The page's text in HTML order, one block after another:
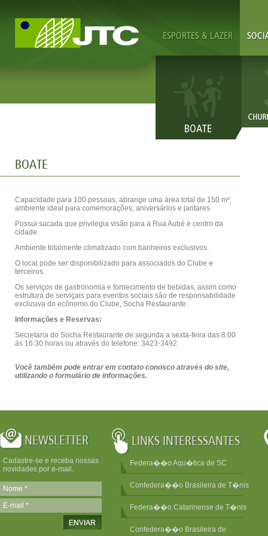
Capacidade para 100 pessoas, abrange uma área total de 150 m²,
ambiente ideal para comemorações, aniversários e jantares.
Possui sacada que privilegia visão para a Rua Aubé e centro da
cidade.
Ambiente totalmente climatizado com banheiros exclusivos.
O local pode ser disponibilizado para associados do Clube e
terceiros.
Os serviços de gastronomia e fornecimento de bebidas, assim como
estrutura de serviçais para eventos sociais são de responsabilidade
exclusiva do ecônomo do Clube, Socha Restaurante.
Informações e Reservas:
Secretaria do Socha Restaurante de segunda a sexta-feira das 8:00
às 16:30 horas ou através do telefone: 3423-3492.
Você também pode entrar em contato conosco através do site,
utilizando o formulário de informações.
Cadastre-se e receba nossas
novidades por e-mail.
Federa��o Aqu�tica de SC
Confedera��o Brasileira de T�nis
Federa��o Catarinense de T�nis
Confedera��o Brasileira de